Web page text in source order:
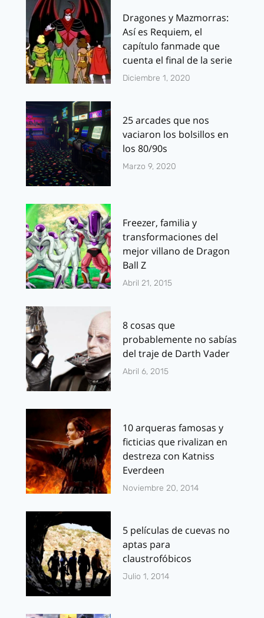
Dragones y Mazmorras:
Así es Requiem, el
capítulo fanmade que
cuenta el final de la serie
Diciembre 1, 2020
25 arcades que nos
vaciaron los bolsillos en
los 80/90s
Marzo 9, 2020
Freezer, familia y
transformaciones del
mejor villano de Dragon
Ball Z
Abril 21, 2015
8 cosas que
probablemente no sabías
del traje de Darth Vader
Abril 6, 2015
10 arqueras famosas y
ficticias que rivalizan en
destreza con Katniss
Everdeen
Noviembre 20, 2014
5 películas de cuevas no
aptas para
claustrofóbicos
Julio 1, 2014